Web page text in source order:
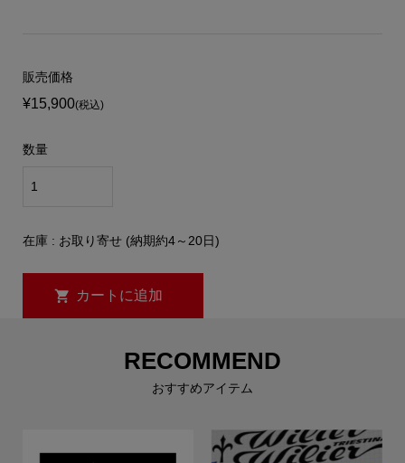
販売価格
¥15,900(税込)
数量
在庫 : お取り寄せ (納期約4～20日)
RECOMMEND
おすすめアイテム